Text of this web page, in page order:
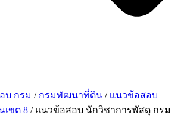
บ กรม / กรมพัฒนาที่ดิน / เเนวข้อสอบ
ขต 8 / แนวข้อสอบ นักวิชาการพัสดุ กรม